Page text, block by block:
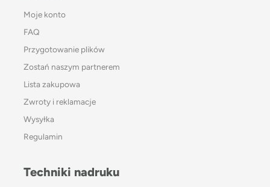
Moje konto
FAQ
Przygotowanie plików
Zostań naszym partnerem
Lista zakupowa
Zwroty i reklamacje
Wysyłka
Regulamin
Techniki nadruku